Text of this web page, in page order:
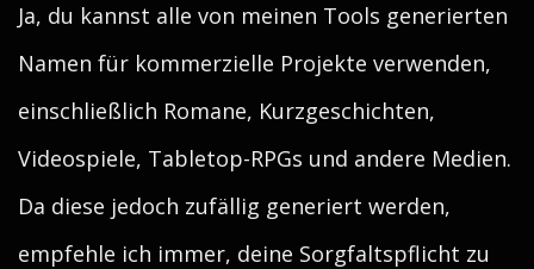
Ja, du kannst alle von meinen Tools generierten
Namen für kommerzielle Projekte verwenden,
einschließlich Romane, Kurzgeschichten,
Videospiele, Tabletop-RPGs und andere Medien.
Da diese jedoch zufällig generiert werden,
empfehle ich immer, deine Sorgfaltspflicht zu